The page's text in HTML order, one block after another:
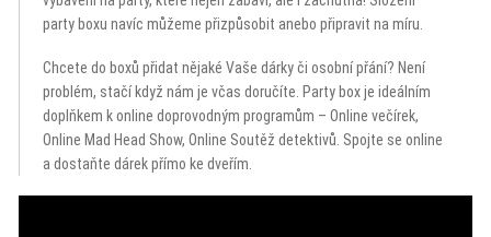
party boxu navíc můžeme přizpůsobit anebo připravit na míru.
Chcete do boxů přidat nějaké Vaše dárky či osobní přání? Není
problém, stačí když nám je včas doručíte. Party box je ideálním
doplňkem k online doprovodným programům – Online večírek,
Online Mad Head Show, Online Soutěž detektivů. Spojte se online
a dostaňte dárek přímo ke dveřím.